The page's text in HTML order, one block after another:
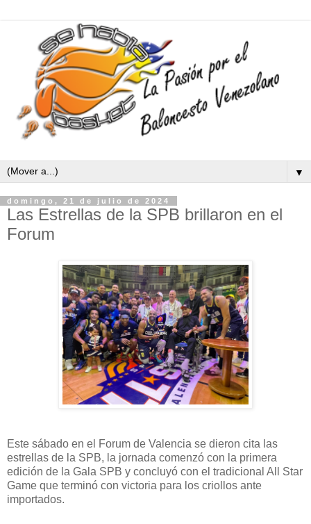
▼
domingo, 21 de julio de 2024
Las Estrellas de la SPB brillaron en el
Forum
Este sábado en el Forum de Valencia se dieron cita las
estrellas de la SPB, la jornada comenzó con la primera
edición de la Gala SPB y concluyó con el tradicional All Star
Game que terminó con victoria para los criollos ante
importados.